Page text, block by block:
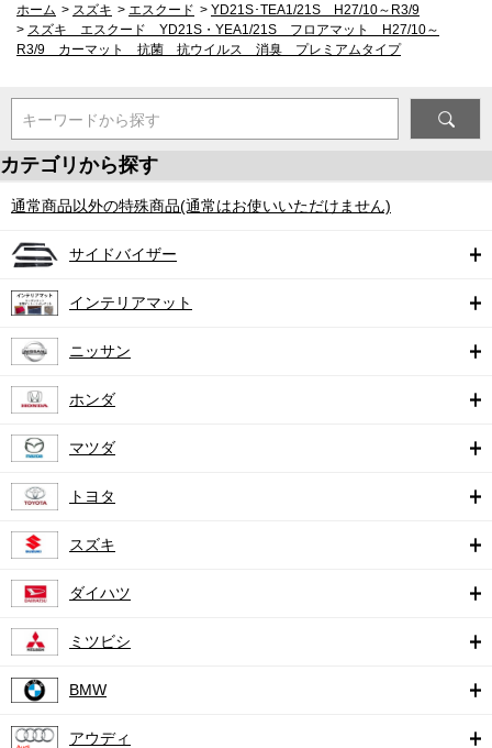
ホーム > スズキ > エスクード > YD21S･TEA1/21S H27/10～R3/9
> スズキ エスクード YD21S・YEA1/21S フロアマット H27/10～
R3/9 カーマット 抗菌 抗ウイルス 消臭 プレミアムタイプ
キーワードから探す
カテゴリから探す
通常商品以外の特殊商品(通常はお使いいただけません)
サイドバイザー
インテリアマット
ニッサン
ホンダ
マツダ
トヨタ
スズキ
ダイハツ
ミツビシ
BMW
アウディ